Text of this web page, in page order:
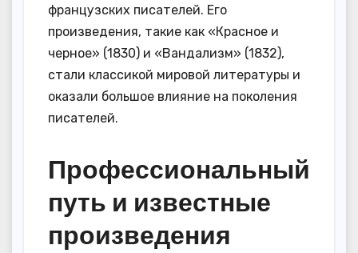
французских писателей. Его
произведения, такие как «Красное и
черное» (1830) и «Вандализм» (1832),
стали классикой мировой литературы и
оказали большое влияние на поколения
писателей.
Профессиональный
путь и известные
произведения